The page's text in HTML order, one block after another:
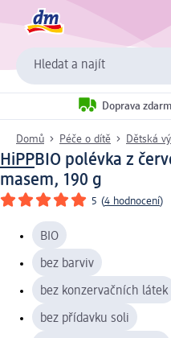
Hledat a najít
Doprava
Domů Péče o dítě Dětská
HiPPBIO polévka z
masem, 190 g
5 (4 hodnocení)
BIO
bez barviv
bez konzervačních látek
bez přídavku soli